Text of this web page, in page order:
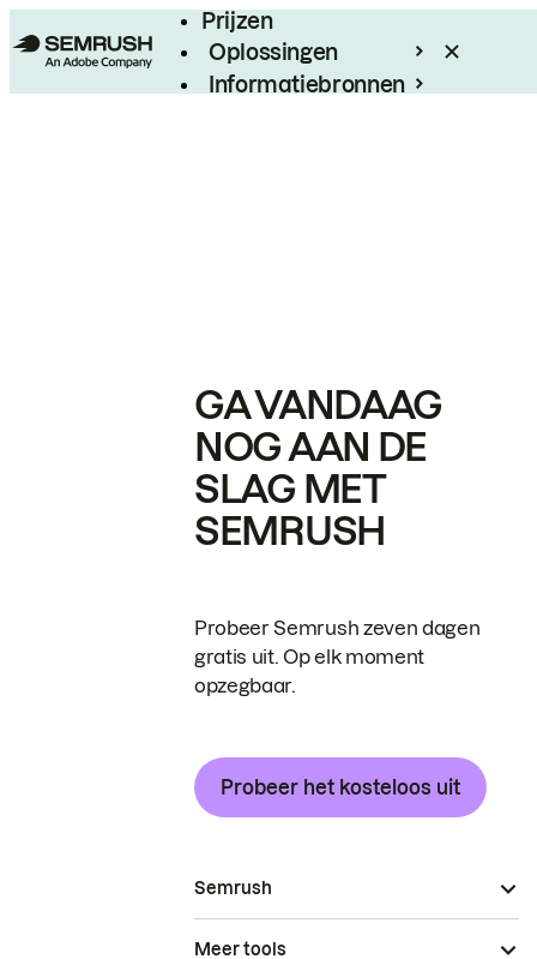
Prijzen
Oplossingen
Informatiebronnen
GA VANDAAG
NOG AAN DE
SLAG MET
SEMRUSH
Probeer Semrush zeven dagen
gratis uit. Op elk moment
opzegbaar.
Probeer het kosteloos uit
Semrush
Meer tools